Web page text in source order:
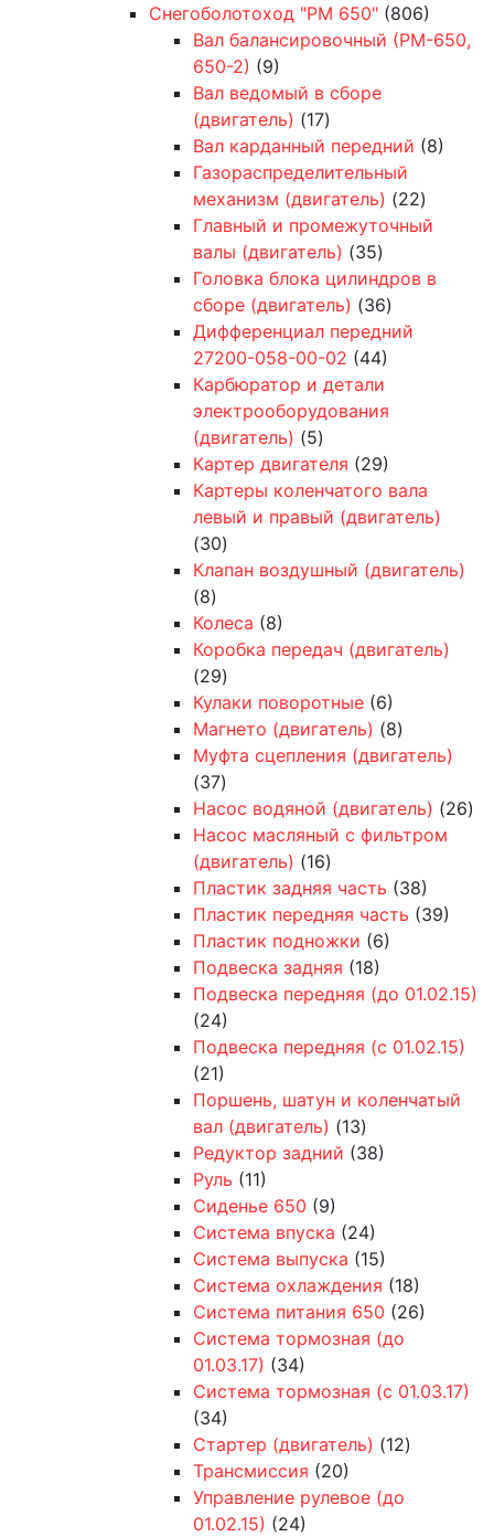
Снегоболотоход "РМ 650" (806)
Вал балансировочный (РМ-650,
650-2) (9)
Вал ведомый в сборе
(двигатель) (17)
Вал карданный передний (8)
Газораспределительный
механизм (двигатель) (22)
Главный и промежуточный
валы (двигатель) (35)
Головка блока цилиндров в
сборе (двигатель) (36)
Дифференциал передний
27200-058-00-02 (44)
Карбюратор и детали
электрооборудования
(двигатель) (5)
Картер двигателя (29)
Картеры коленчатого вала
левый и правый (двигатель)
(30)
Клапан воздушный (двигатель)
(8)
Колеса (8)
Коробка передач (двигатель)
(29)
Кулаки поворотные (6)
Магнето (двигатель) (8)
Муфта сцепления (двигатель)
(37)
Насос водяной (двигатель) (26)
Насос масляный с фильтром
(двигатель) (16)
Пластик задняя часть (38)
Пластик передняя часть (39)
Пластик подножки (6)
Подвеска задняя (18)
Подвеска передняя (до 01.02.15)
(24)
Подвеска передняя (с 01.02.15)
(21)
Поршень, шатун и коленчатый
вал (двигатель) (13)
Редуктор задний (38)
Руль (11)
Сиденье 650 (9)
Система впуска (24)
Система выпуска (15)
Система охлаждения (18)
Система питания 650 (26)
Система тормозная (до
01.03.17) (34)
Система тормозная (с 01.03.17)
(34)
Стартер (двигатель) (12)
Трансмиссия (20)
Управление рулевое (до
01.02.15) (24)